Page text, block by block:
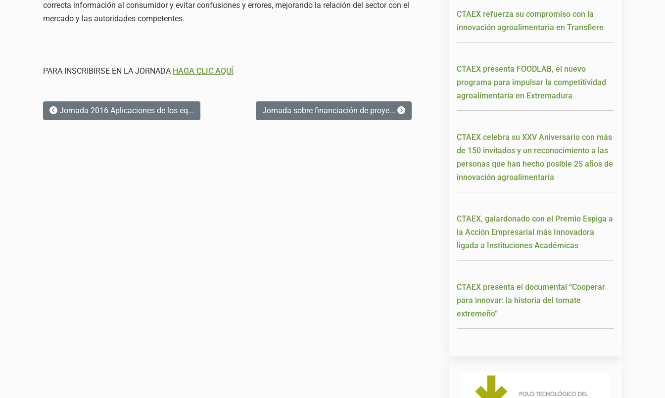
correcta información al consumidor y evitar confusiones y errores, mejorando la relación del sector con el
mercado y las autoridades competentes.
PARA INSCRIBIRSE EN LA JORNADA HAGA CLIC AQUÍ
Jornada 2016 Aplicaciones de los eq... Jornada sobre financiación de proye...
CTAEX refuerza su compromiso con la
innovación agroalimentaria en Transfiere
CTAEX presenta FOODLAB, el nuevo
programa para impulsar la competitividad
agroalimentaria en Extremadura
CTAEX celebra su XXV Aniversario con más
de 150 invitados y un reconocimiento a las
personas que han hecho posible 25 años de
innovación agroalimentaria
CTAEX, galardonado con el Premio Espiga a
la Acción Empresarial más Innovadora
ligada a Instituciones Académicas
CTAEX presenta el documental “Cooperar
para innovar: la historia del tomate
extremeño”